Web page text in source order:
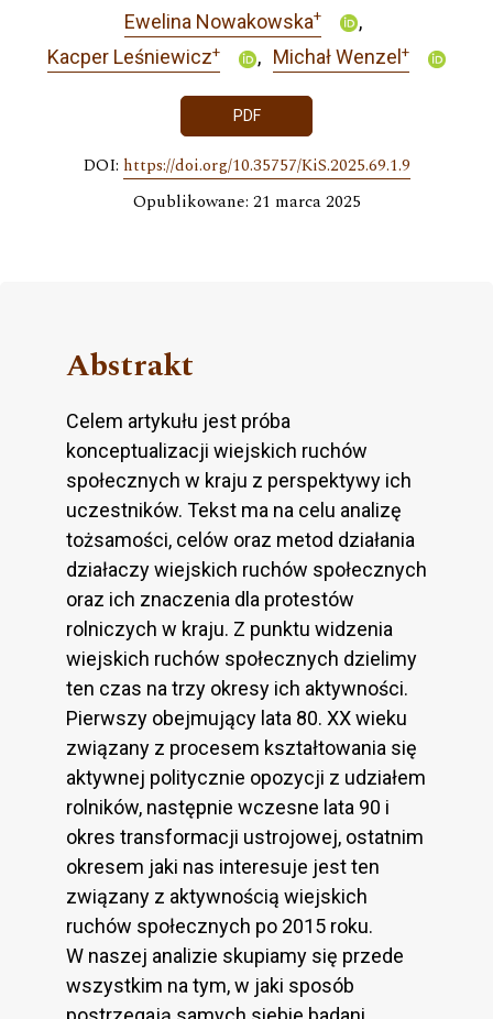
Ewelina Nowakowska+
Kacper Leśniewicz+ Michał Wenzel +
PDF
DOI: https://doi.org/10.35757/KiS.2025.69.1.9
Opublikowane: 21 marca 2025
Abstrakt
Celem artykułu jest próba
konceptualizacji wiejskich ruchów
społecznych w kraju z perspektywy ich
uczestników. Tekst ma na celu analizę
tożsamości, celów oraz metod działania
działaczy wiejskich ruchów społecznych
oraz ich znaczenia dla protestów
rolniczych w kraju. Z punktu widzenia
wiejskich ruchów społecznych dzielimy
ten czas na trzy okresy ich aktywności.
Pierwszy obejmujący lata 80. XX wieku
związany z procesem kształtowania się
aktywnej politycznie opozycji z udziałem
rolników, następnie wczesne lata 90 i
okres transformacji ustrojowej, ostatnim
okresem jaki nas interesuje jest ten
związany z aktywnością wiejskich
ruchów społecznych po 2015 roku.
W naszej analizie skupiamy się przede
wszystkim na tym, w jaki sposób